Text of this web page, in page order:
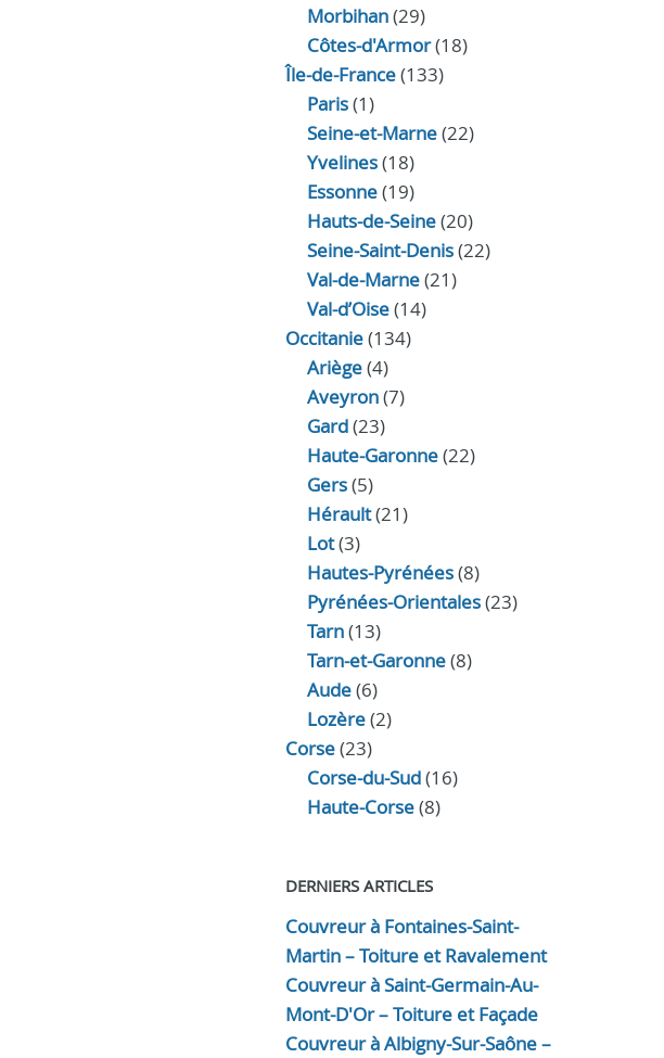
Morbihan(29)
Côtes-d'Armor(18)
Île-de-France(133)
Paris(1)
Seine-et-Marne(22)
Yvelines(18)
Essonne(19)
Hauts-de-Seine(20)
Seine-Saint-Denis(22)
Val-de-Marne(21)
Val-d’Oise(14)
Occitanie(134)
Ariège(4)
Aveyron(7)
Gard(23)
Haute-Garonne(22)
Gers(5)
Hérault(21)
Lot(3)
Hautes-Pyrénées(8)
Pyrénées-Orientales(23)
Tarn(13)
Tarn-et-Garonne(8)
Aude(6)
Lozère(2)
Corse(23)
Corse-du-Sud(16)
Haute-Corse(8)
DERNIERS ARTICLES
Couvreur à Fontaines-Saint-
Martin – Toiture et Ravalement
Couvreur à Saint-Germain-Au-
Mont-D'Or – Toiture et Façade
Couvreur à Albigny-Sur-Saône –